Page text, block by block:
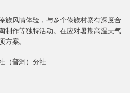
族风情体验，与多个傣族村寨有深度合
制作等独特活动。在应对暑期高温天气
案。
（普洱）分社